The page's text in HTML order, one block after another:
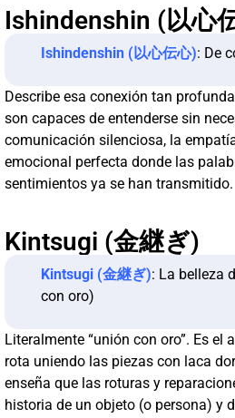
Ishindenshin (以心
Ishindenshin (以心伝心): De
Describe esa conexión tan
son capaces de entenderse sin
comunicación silenciosa, la
emocional perfecta donde las
sentimientos ya se han transmitido.
Kintsugi (金継ぎ)
Kintsugi (金継ぎ): La belleza
con oro)
Literalmente “unión con oro”. Es el
rota uniendo las piezas con laca
enseña que las roturas y
historia de un objeto (o persona) y